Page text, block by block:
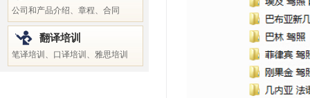
公司和产品介绍、章程、合同
翻译培训
笔译培训、口译培训、雅思培训